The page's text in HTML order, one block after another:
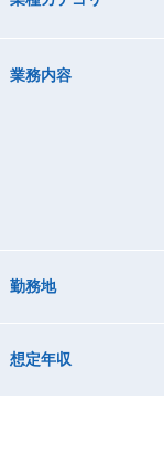
業務内容
勤務地
想定年収